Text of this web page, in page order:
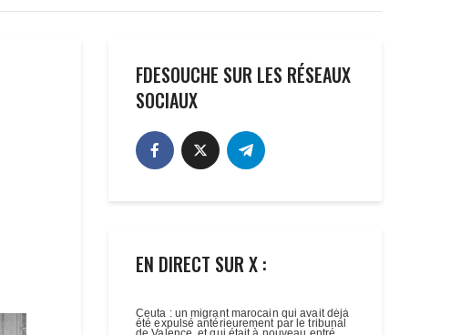
FDESOUCHE SUR LES RÉSEAUX
SOCIAUX
EN DIRECT SUR X :